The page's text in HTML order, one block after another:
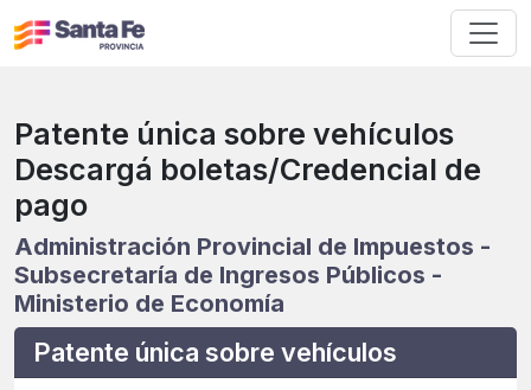
Patente única sobre vehículos
Descargá boletas/Credencial de
pago
Administración Provincial de Impuestos -
Subsecretaría de Ingresos Públicos -
Ministerio de Economía
Patente única sobre vehículos